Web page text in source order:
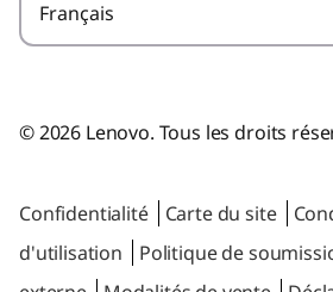
Français
© 2026 Lenovo. Tous les droits
Confidentialité Carte du site
d'utilisation
Politique de